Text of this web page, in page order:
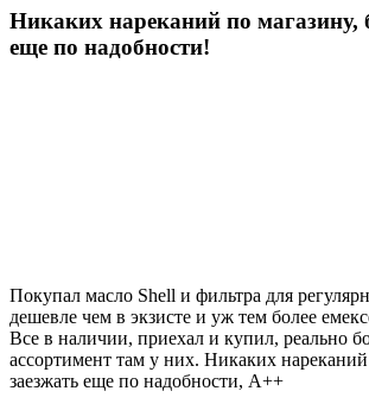
Никаких нареканий по магазину,
еще по надобности!
Покупал масло Shell и фильтра для
дешевле чем в экзисте и уж тем более
Все в наличии, приехал и купил, реально
ассортимент там у них. Никаких
заезжать еще по надобности, A++